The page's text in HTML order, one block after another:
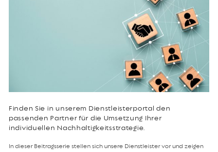
Finden Sie in unserem Dienstleisterportal den
passenden Partner für die Umsetzung Ihrer
individuellen Nachhaltigkeitsstrategie.
In dieser Beitragsserie stellen sich unsere Dienstleister vor und zeigen